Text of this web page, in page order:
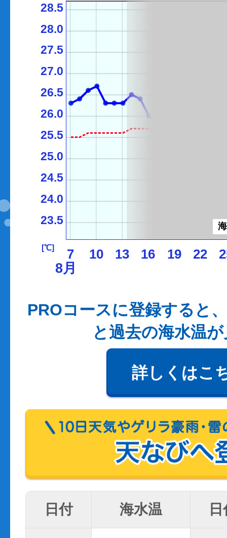
7 10 13 16 19 22
23.5
24.0
24.5
25.0
25.5
26.0
26.5
27.0
27.5
28.0
28.5
[℃]
8月
PROコースに登録すると
と過去の海水温
詳しくはこ
日付 海水温